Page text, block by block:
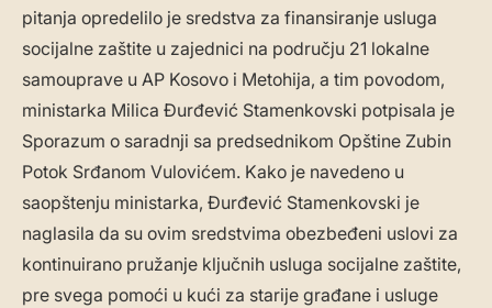
pitanja opredelilo je sredstva za finansiranje usluga
socijalne zaštite u zajednici na području 21 lokalne
samouprave u AP Kosovo i Metohija, a tim povodom,
ministarka Milica Đurđević Stamenkovski potpisala je
Sporazum o saradnji sa predsednikom Opštine Zubin
Potok Srđanom Vulovićem. Kako je navedeno u
saopštenju ministarka, Đurđević Stamenkovski je
naglasila da su ovim sredstvima obezbeđeni uslovi za
kontinuirano pružanje ključnih usluga socijalne zaštite,
pre svega pomoći u kući za starije građane i usluge